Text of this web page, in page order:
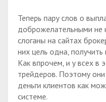
Теперь пару слов о
доброжелательными не
слоганы на сайтах
них цель одна,
Как впрочем, и у всех в
трейдеров. Поэтому
деньги клиентов как
системе.